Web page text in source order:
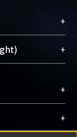
researcher
integrates the
“Academic
+
用性的社會運
著作公開供使
提升研究影響
）
+
或由第三方贊
者及第三方同
is your
+
+